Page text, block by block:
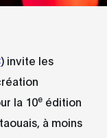
) invite les
la 10eédition
à moins